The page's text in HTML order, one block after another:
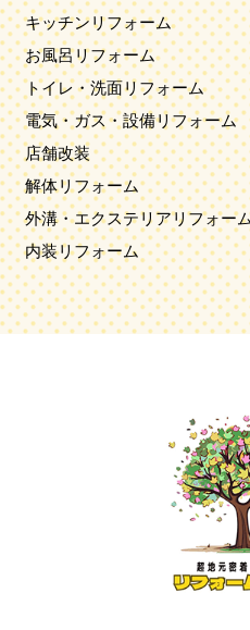
キッチンリフォーム
お風呂リフォーム
トイレ・洗面リフォーム
電気・ガス・設備リフォーム
店舗改装
解体リフォーム
外溝・エクステリアリフォー
内装リフォーム